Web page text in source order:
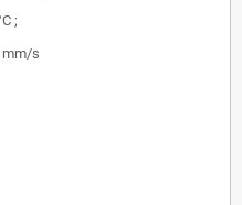
;
mm/s